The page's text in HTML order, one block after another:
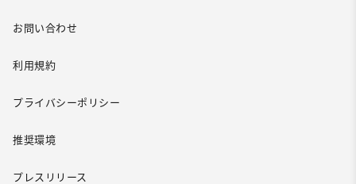
お問い合わせ
利用規約
プライバシーポリシー
推奨環境
プレスリリース